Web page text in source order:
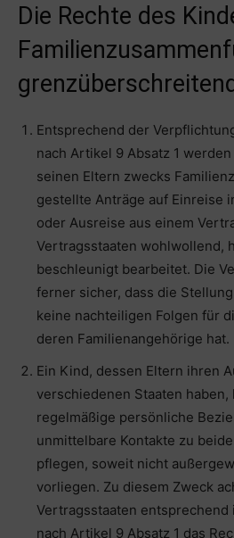
Die Rechte des
Entsprechend der
nach Artikel 9 Absatz 1
seinen Eltern zwecks
gestellte Anträge auf Einreise
oder Ausreise aus einem
Vertragsstaaten wohlwollend,
beschleunigt bearbeitet. Die
ferner sicher, dass die
keine nachteiligen Folgen für
deren Familienangehörige hat.
Ein Kind, dessen Eltern ihren
verschiedenen Staaten haben,
regelmäßige persönliche
unmittelbare Kontakte zu
pflegen, soweit nicht
vorliegen. Zu diesem Zweck
Vertragsstaaten
nach Artikel 9 Absatz 1 das